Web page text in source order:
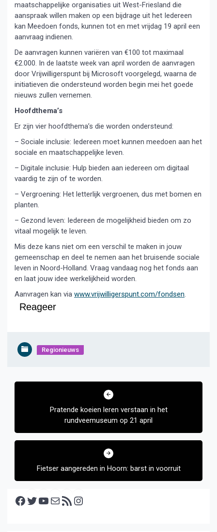
maatschappelijke organisaties uit West-Friesland die
aanspraak willen maken op een bijdrage uit het Iedereen
kan Meedoen fonds, kunnen tot en met vrijdag 19 april een
aanvraag indienen.
De aanvragen kunnen variëren van €100 tot maximaal
€2.000. In de laatste week van april worden de aanvragen
door Vrijwilligerspunt bij Microsoft voorgelegd, waarna de
initiatieven die ondersteund worden begin mei het goede
nieuws zullen vernemen.
Hoofdthema’s
Er zijn vier hoofdthema’s die worden ondersteund:
– Sociale inclusie: Iedereen moet kunnen meedoen aan het
sociale en maatschappelijke leven.
– Digitale inclusie: Hulp bieden aan iedereen om digitaal
vaardig te zijn of te worden.
– Vergroening: Het letterlijk vergroenen, dus met bomen en
planten.
– Gezond leven: Iedereen de mogelijkheid bieden om zo
vitaal mogelijk te leven.
Mis deze kans niet om een verschil te maken in jouw
gemeenschap en deel te nemen aan het bruisende sociale
leven in Noord-Holland. Vraag vandaag nog het fonds aan
en laat jouw idee werkelijkheid worden.
Aanvragen kan via www.vrijwilligerspunt.com/fondsen.
Reageer
Regionieuws
Bericht
Pratende koeien leren verstaan in het
rundveemuseum op 21 april
Fietser aangereden in Hoorn: barst in voorruit
Facebook Twitter YouTube E-mail RSS feed